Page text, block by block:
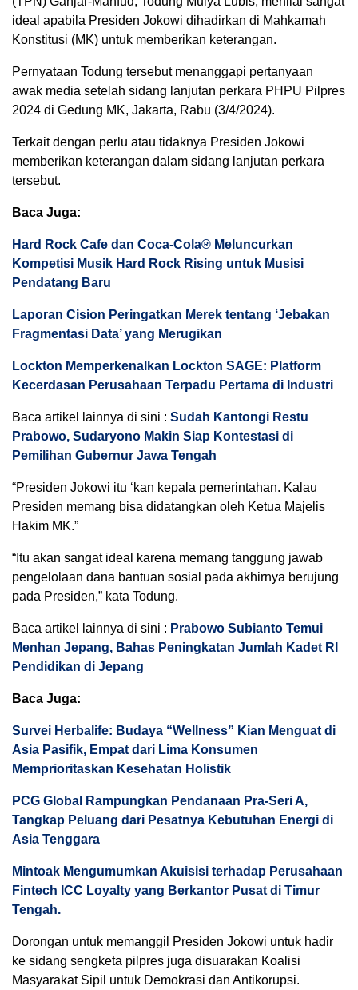
ideal apabila Presiden Jokowi dihadirkan di Mahkamah
Konstitusi (MK) untuk memberikan keterangan.
Pernyataan Todung tersebut menanggapi pertanyaan
awak media setelah sidang lanjutan perkara PHPU Pilpres
2024 di Gedung MK, Jakarta, Rabu (3/4/2024).
Terkait dengan perlu atau tidaknya Presiden Jokowi
memberikan keterangan dalam sidang lanjutan perkara
tersebut.
Baca Juga:
Hard Rock Cafe dan Coca-Cola® Meluncurkan
Kompetisi Musik Hard Rock Rising untuk Musisi
Pendatang Baru
Laporan Cision Peringatkan Merek tentang ‘Jebakan
Fragmentasi Data’ yang Merugikan
Lockton Memperkenalkan Lockton SAGE: Platform
Kecerdasan Perusahaan Terpadu Pertama di Industri
Baca artikel lainnya di sini : Sudah Kantongi Restu
Prabowo, Sudaryono Makin Siap Kontestasi di
Pemilihan Gubernur Jawa Tengah
“Presiden Jokowi itu ‘kan kepala pemerintahan. Kalau
Presiden memang bisa didatangkan oleh Ketua Majelis
Hakim MK.”
“Itu akan sangat ideal karena memang tanggung jawab
pengelolaan dana bantuan sosial pada akhirnya berujung
pada Presiden,” kata Todung.
Baca artikel lainnya di sini : Prabowo Subianto Temui
Menhan Jepang, Bahas Peningkatan Jumlah Kadet RI
Pendidikan di Jepang
Baca Juga:
Survei Herbalife: Budaya “Wellness” Kian Menguat di
Asia Pasifik, Empat dari Lima Konsumen
Memprioritaskan Kesehatan Holistik
PCG Global Rampungkan Pendanaan Pra-Seri A,
Tangkap Peluang dari Pesatnya Kebutuhan Energi di
Asia Tenggara
Mintoak Mengumumkan Akuisisi terhadap Perusahaan
Fintech ICC Loyalty yang Berkantor Pusat di Timur
Tengah.
Dorongan untuk memanggil Presiden Jokowi untuk hadir
ke sidang sengketa pilpres juga disuarakan Koalisi
Masyarakat Sipil untuk Demokrasi dan Antikorupsi.